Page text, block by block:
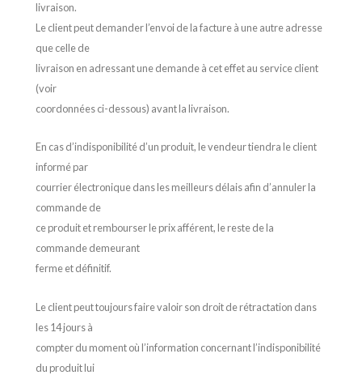
livraison.
Le client peut demander l’envoi de la facture à une autre adresse
que celle de
livraison en adressant une demande à cet effet au service client
(voir
coordonnées ci-dessous) avant la livraison.
En cas d’indisponibilité d’un produit, le vendeur tiendra le client
informé par
courrier électronique dans les meilleurs délais afin d’annuler la
commande de
ce produit et rembourser le prix afférent, le reste de la
commande demeurant
ferme et définitif.
Le client peut toujours faire valoir son droit de rétractation dans
les 14 jours à
compter du moment où l’information concernant l’indisponibilité
du produit lui